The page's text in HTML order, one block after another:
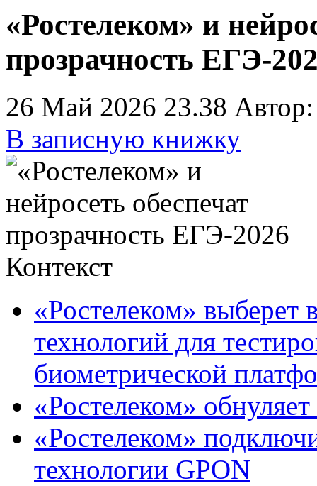
«Ростелеком» и
прозрачность ЕГЭ-
26 Май 2026 23.38
В записную книжку
Контекст
«Ростелеком» выберет
технологий для
биометрической
«Ростелеком»
«Ростелеком»
технологии GPON